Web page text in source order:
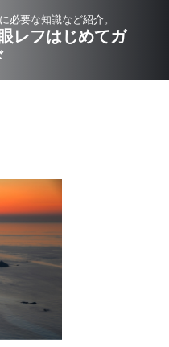
必要な知識など紹介。
レフはじめてガ